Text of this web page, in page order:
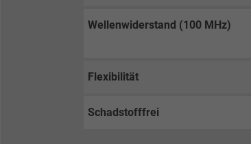
Wellenwiderstand (100 MHz)
Flexibilität
Schadstofffrei